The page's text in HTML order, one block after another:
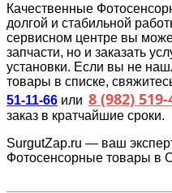
Качественные
долгой и стабильной
сервисном центре вы
запчасти, но и заказать
установки. Если вы не
товары в списке,
51-11-66 или 8 (982) 519-
заказ в кратчайшие сроки.
SurgutZap.ru — ваш
Фотосенсорные товары в